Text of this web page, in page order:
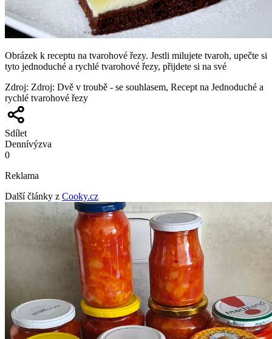
Obrázek k receptu na tvarohové řezy. Jestli milujete tvaroh, upečte si
tyto jednoduché a rychlé tvarohové řezy, přijdete si na své
Zdroj: Zdroj: Dvě v troubě - se souhlasem, Recept na Jednoduché a
rychlé tvarohové řezy
Sdílet
Dennívýzva
0
Reklama
Další články z Cooky.cz